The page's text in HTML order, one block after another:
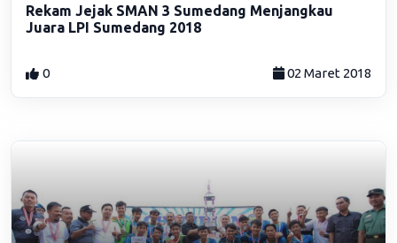
Rekam Jejak SMAN 3 Sumedang Menjangkau
Juara LPI Sumedang 2018
0 02 Maret 2018